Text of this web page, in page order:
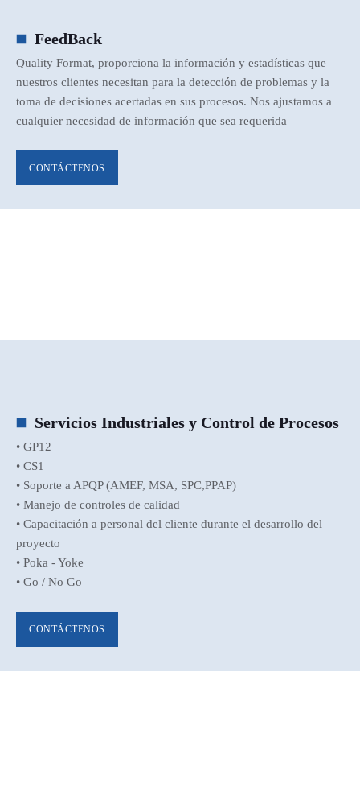
FeedBack
Quality Format, proporciona la información y estadísticas que
nuestros clientes necesitan para la detección de problemas y la
toma de decisiones acertadas en sus procesos. Nos ajustamos a
cualquier necesidad de información que sea requerida
CONTÁCTENOS
Servicios Industriales y Control de Procesos
• GP12
• CS1
• Soporte a APQP (AMEF, MSA, SPC,PPAP)
• Manejo de controles de calidad
• Capacitación a personal del cliente durante el desarrollo del
proyecto
• Poka - Yoke
• Go / No Go
CONTÁCTENOS